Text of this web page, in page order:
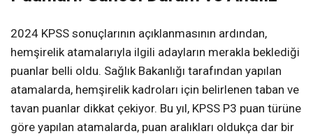
2024 KPSS sonuçlarının açıklanmasının ardından,
hemşirelik atamalarıyla ilgili adayların merakla beklediği
puanlar belli oldu. Sağlık Bakanlığı tarafından yapılan
atamalarda, hemşirelik kadroları için belirlenen taban ve
tavan puanlar dikkat çekiyor. Bu yıl, KPSS P3 puan türüne
göre yapılan atamalarda, puan aralıkları oldukça dar bir